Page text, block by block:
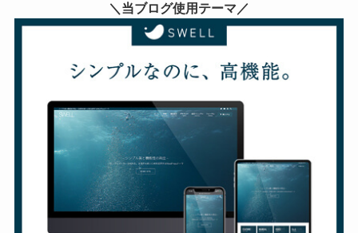
＼当ブログ使用テーマ／